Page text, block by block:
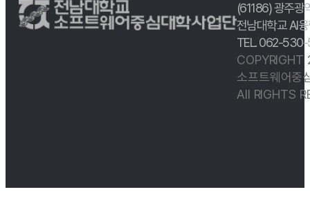
(61186) 광주광
전남대학교 AI
TEL. 062-
COPYRIGHT
소프트웨어중
All RIGHTS